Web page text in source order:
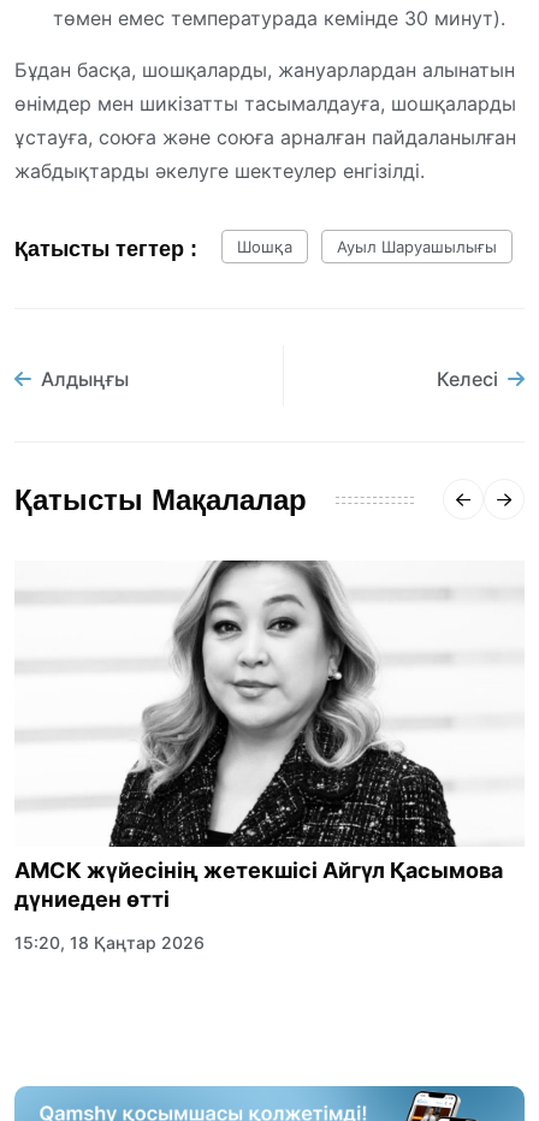
төмен емес температурада кемінде 30 минут).
Бұдан басқа, шошқаларды, жануарлардан алынатын
өнімдер мен шикізатты тасымалдауға, шошқаларды
ұстауға, союға және союға арналған пайдаланылған
жабдықтарды әкелуге шектеулер енгізілді.
Қатысты тегтер : Шошқа Ауыл Шаруашылығы
Алдыңғы Келесі
Қатысты Мақалалар
АМСК жүйесінің жетекшісі Айгүл Қасымова
дүниеден өтті
15:20, 18 Қаңтар 2026